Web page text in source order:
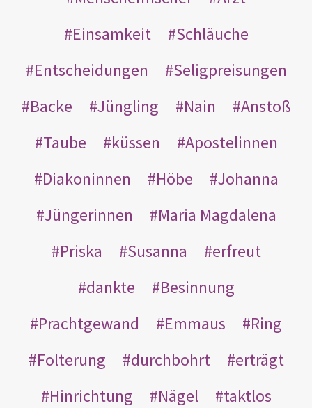
Einsamkeit
Schläuche
Entscheidungen
Seligpreisungen
Backe
Jüngling Nain
Anstoß
Taube
küssen
Apostelinnen
Diakoninnen
Höbe
Johanna
Jüngerinnen
Maria Magdalena
Priska
Susanna
erfreut
dankte
Besinnung
Prachtgewand
Emmaus
Ring
Folterung
durchbohrt
erträgt
Hinrichtung
Nägel
taktlos